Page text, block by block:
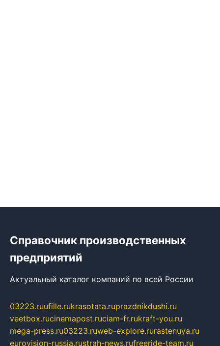
Справочник производственных
предприятий
Актуальный каталог компаний по всей России
03223.ruufille.rukrasotata.ruprazdnikdushi.ru
veetbox.rucinemapost.ruciam-fr.rukraft-you.ru
mega-press.ru03223.ruweb-explore.rurastenuya.ru
eurovision-russia.rustrah-news.rufreeride-team.ru